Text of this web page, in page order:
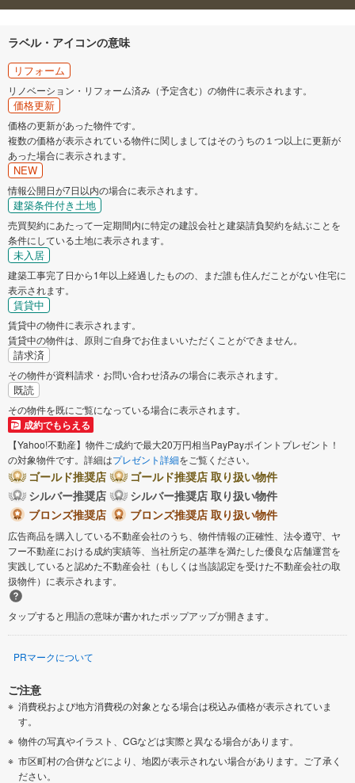
ラベル・アイコンの意味
リフォーム
リノベーション・リフォーム済み（予定含む）の物件に表示されます。
価格更新
価格の更新があった物件です。
複数の価格が表示されている物件に関しましてはそのうちの１つ以上に更新が
あった場合に表示されます。
NEW
情報公開日が7日以内の場合に表示されます。
建築条件付き土地
売買契約にあたって一定期間内に特定の建設会社と建築請負契約を結ぶことを
条件にしている土地に表示されます。
未入居
建築工事完了日から1年以上経過したものの、まだ誰も住んだことがない住宅に
表示されます。
賃貸中
賃貸中の物件に表示されます。
賃貸中の物件は、原則ご自身でお住まいいただくことができません。
請求済
その物件が資料請求・お問い合わせ済みの場合に表示されます。
既読
その物件を既にご覧になっている場合に表示されます。
成約でもらえる
【Yahoo!不動産】物件ご成約で最大20万円相当PayPayポイントプレゼント！
の対象物件です。詳細はプレゼント詳細をご覧ください。
ゴールド推奨店
ゴールド推奨店 取り扱い物件
シルバー推奨店
シルバー推奨店 取り扱い物件
ブロンズ推奨店
ブロンズ推奨店 取り扱い物件
広告商品を購入している不動産会社のうち、物件情報の正確性、法令遵守、ヤ
フー不動産における成約実績等、当社所定の基準を満たした優良な店舗運営を
実践していると認めた不動産会社（もしくは当該認定を受けた不動産会社の取
扱物件）に表示されます。
タップすると用語の意味が書かれたポップアップが開きます。
PRマークについて
ご注意
消費税および地方消費税の対象となる場合は税込み価格が表示されていま
す。
物件の写真やイラスト、CGなどは実際と異なる場合があります。
市区町村の合併などにより、地図が表示されない場合があります。ご了承く
ださい。